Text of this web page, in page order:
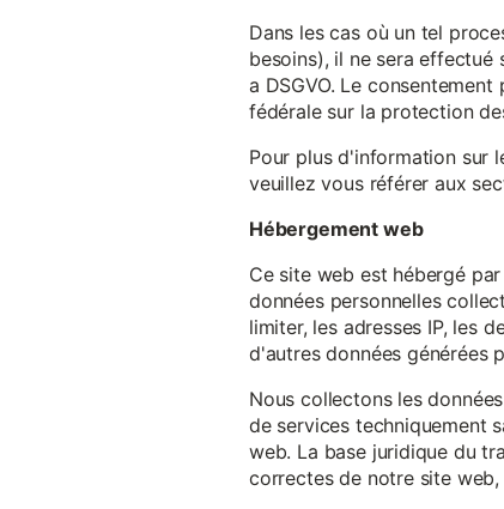
Dans les cas où un tel
besoins), il ne sera
a DSGVO. Le
fédérale sur la protection
Pour plus d'information sur
veuillez vous référer aux
Hébergement web
Ce site web est hébergé
données personnelles
limiter, les adresses IP, les
d'autres données générées
Nous collectons les
de services techniquement
web. La base juridique du
correctes de notre site